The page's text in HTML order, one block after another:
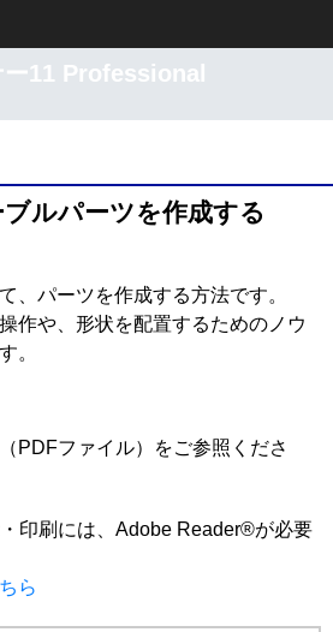
11 Professional
ルパーツを作成する
、パーツを作成する方法です。
作や、形状を配置するためのノウ
。
（PDFファイル）をご参照くださ
印刷には、Adobe Reader®が必要
ら